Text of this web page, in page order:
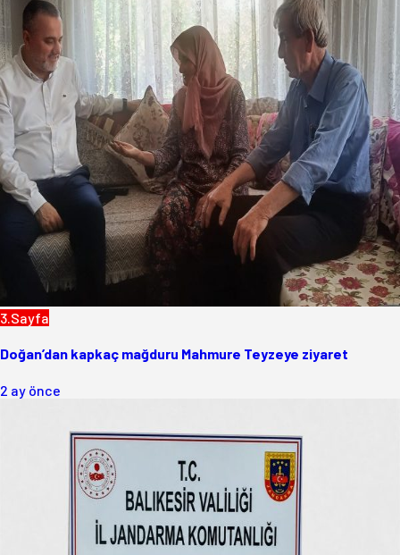
3.Sayfa
Doğan’dan kapkaç mağduru Mahmure Teyzeye ziyaret
2 ay önce